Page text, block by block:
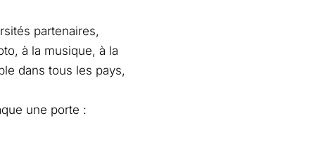
partenaires,
à la musique, à la
dans tous les pays,
une porte :